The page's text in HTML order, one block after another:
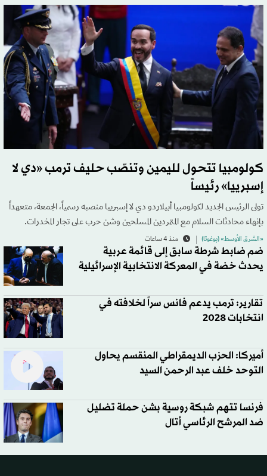
كولومبيا تتحول لليمين وتنصّب حليف ترمب «دي لا
إسبرييا» رئيساً
تولى الرئيس الجديد لكولومبيا أبيلاردو دي لا إسبرييا منصبه رسمياً، الجمعة، متعهداً
بإنهاء محادثات السلام مع المتمردين المسلحين وشن حرب على تجار المخدرات.
«الشرق الأوسط» (بوغوتا) منذ 4 ساعات
ضم ضابط شرطة سابق إلى قائمة عربية
يحدث خضة في المعركة الانتخابية الإسرائيلية
تقارير: ترمب يدعم فانس سراً لخلافته في
انتخابات 2028
أميركا: الحزب الديمقراطي المنقسم يحاول
التوحد خلف عبد الرحمن السيد
فرنسا تتهم شبكة روسية بشن حملة تضليل
ضد المرشح الرئاسي أتال